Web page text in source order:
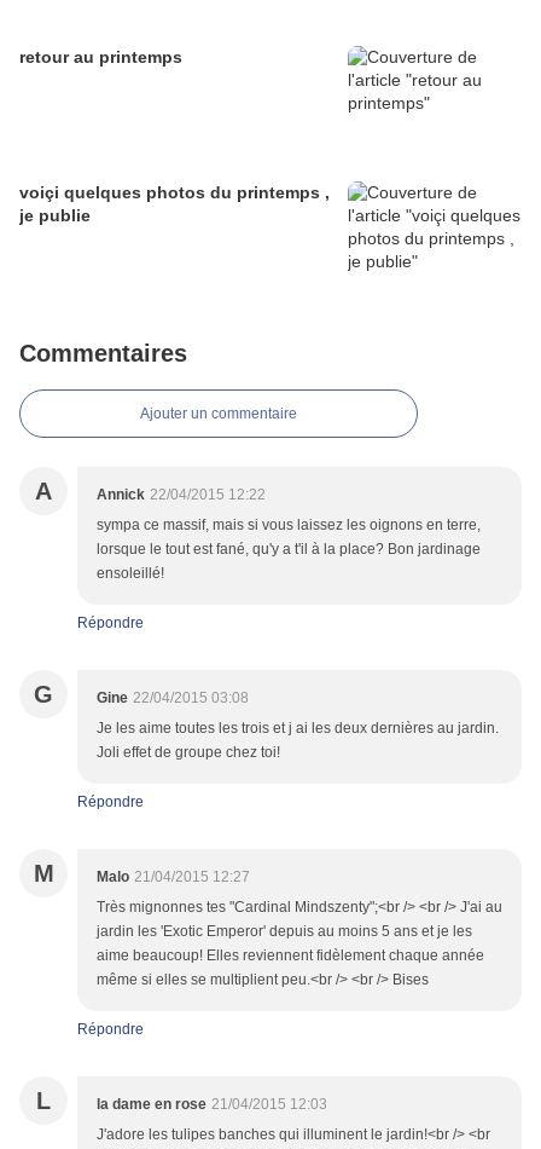
retour au printemps
voiçi quelques photos du printemps ,
je publie
Commentaires
Ajouter un commentaire
A Annick 22/04/2015 12:22
sympa ce massif, mais si vous laissez les oignons en terre,
lorsque le tout est fané, qu'y a t'il à la place? Bon jardinage
ensoleillé!
Répondre
G Gine 22/04/2015 03:08
Je les aime toutes les trois et j ai les deux dernières au jardin.
Joli effet de groupe chez toi!
Répondre
M Malo 21/04/2015 12:27
Très mignonnes tes "Cardinal Mindszenty";<br /> <br /> J'ai au
jardin les 'Exotic Emperor' depuis au moins 5 ans et je les
aime beaucoup! Elles reviennent fidèlement chaque année
même si elles se multiplient peu.<br /> <br /> Bises
Répondre
L la dame en rose 21/04/2015 12:03
J'adore les tulipes banches qui illuminent le jardin!<br /> <br